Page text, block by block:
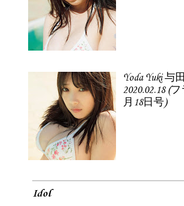
Yoda Yuki 与
2020.02.18 (
月18日号)
Idol